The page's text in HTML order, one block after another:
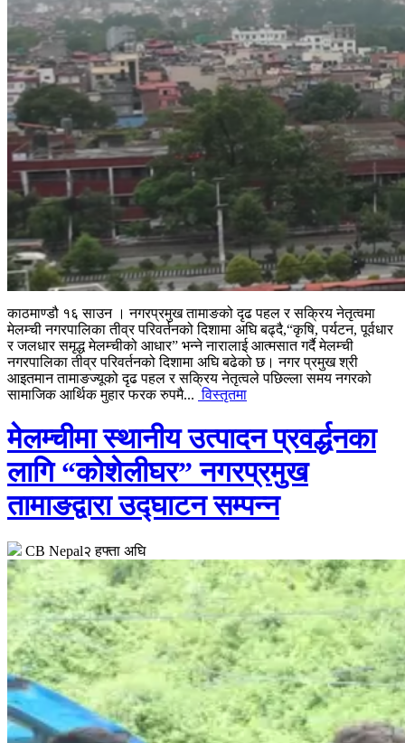
काठमाण्डौ १६ साउन । नगरप्रमुख तामाङको दृढ पहल र सक्रिय नेतृत्वमा
मेलम्ची नगरपालिका तीव्र परिवर्तनको दिशामा अघि बढ्दै,“कृषि, पर्यटन, पूर्वधार
र जलधार समृद्ध मेलम्चीको आधार” भन्ने नारालाई आत्मसात गर्दै मेलम्ची
नगरपालिका तीव्र परिवर्तनको दिशामा अघि बढेको छ। नगर प्रमुख श्री
आइतमान तामाङज्यूको दृढ पहल र सक्रिय नेतृत्वले पछिल्ला समय नगरको
सामाजिक आर्थिक मुहार फरक रुपमै... विस्तृतमा
मेलम्चीमा स्थानीय उत्पादन प्रवर्द्धनका
लागि “कोशेलीघर” नगरप्रमुख
तामाङद्वारा उद्घाटन सम्पन्न
CB Nepal२ हफ्ता अघि